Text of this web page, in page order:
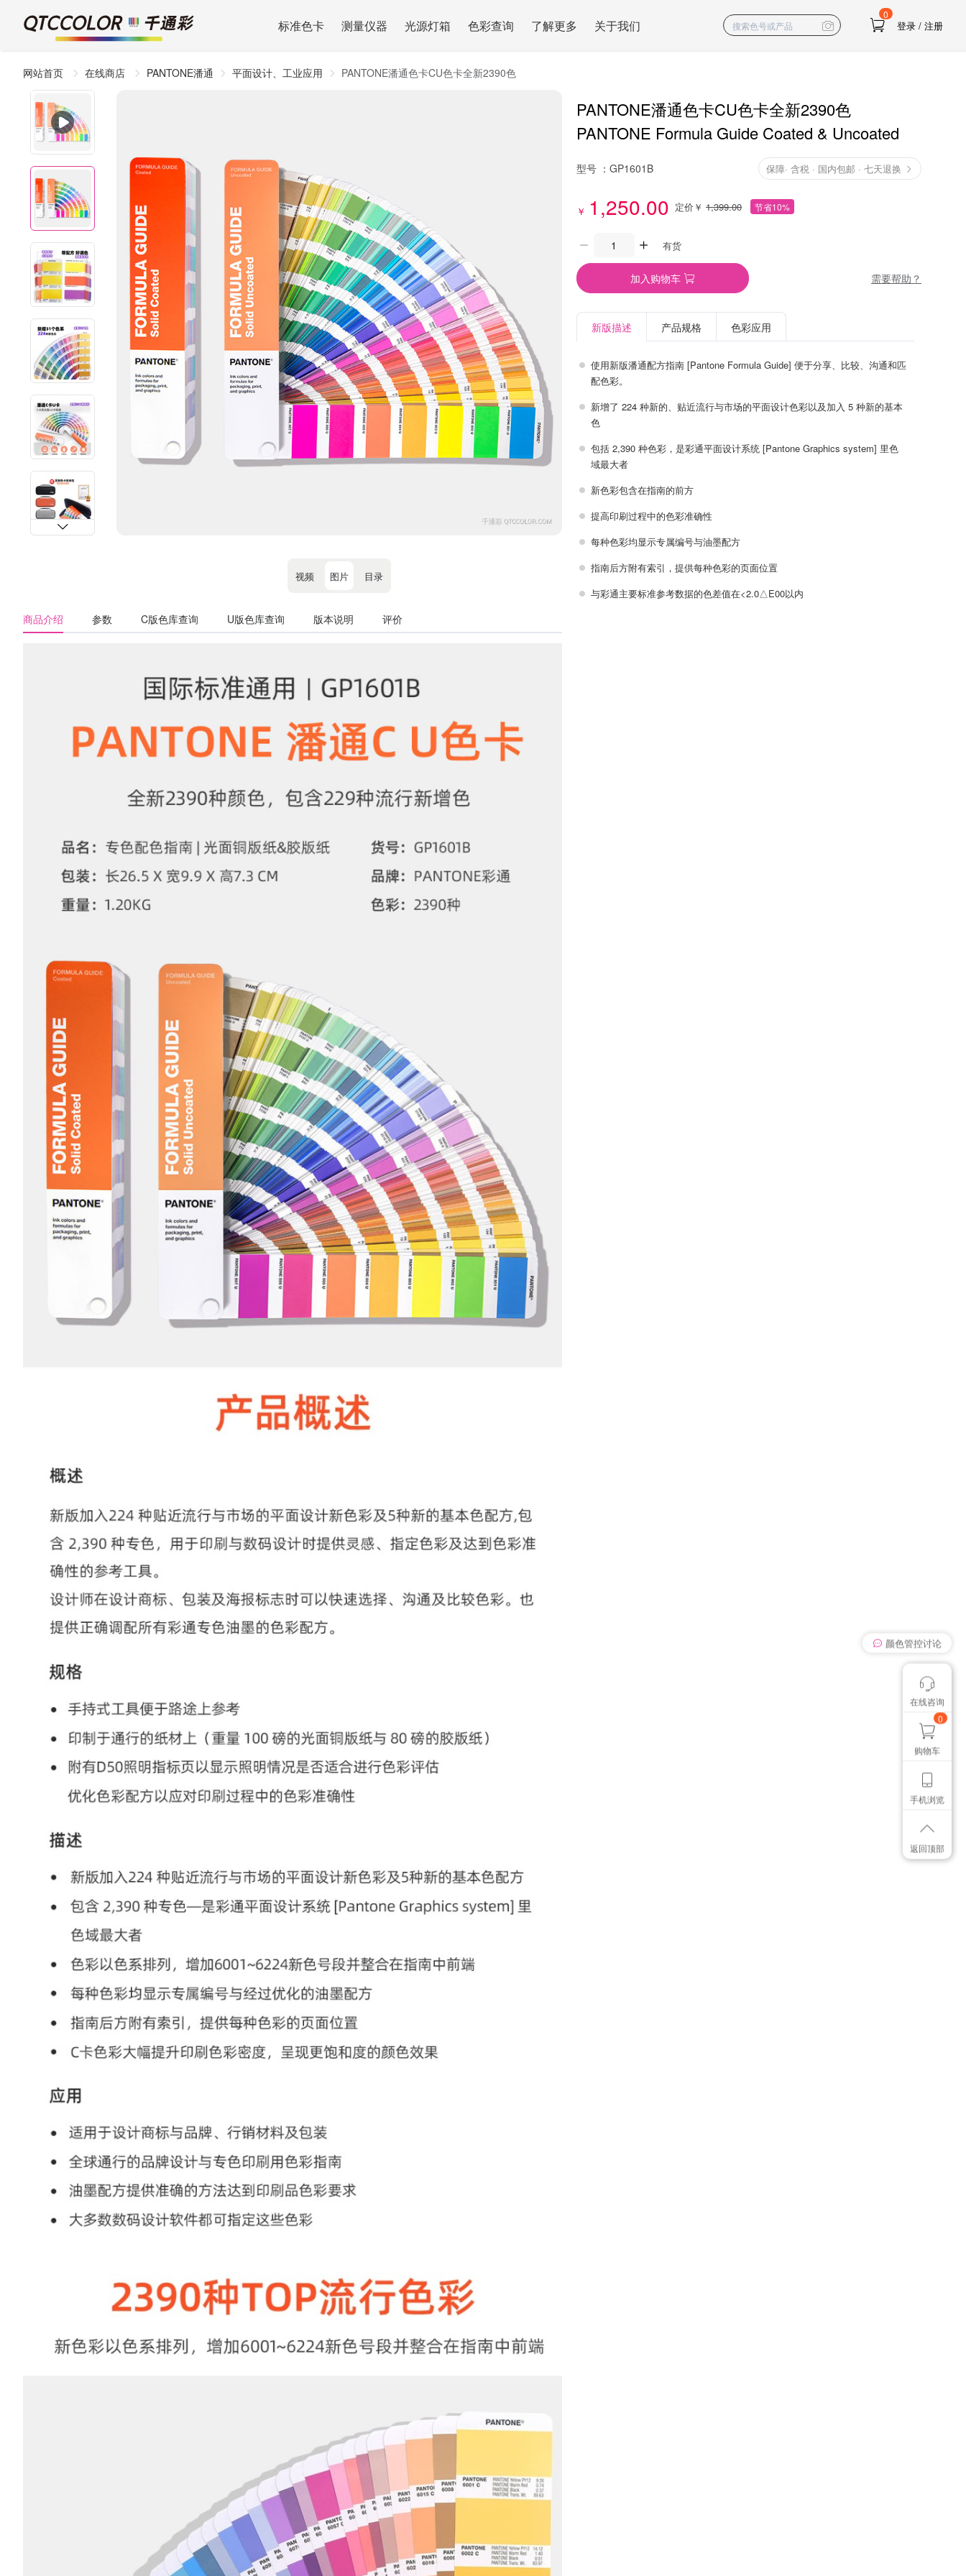
标准色卡 测量仪器 光源灯箱 色彩查询 了解更多 关于我们
0
登录 / 注册
网站首页 在线商店 PANTONE潘通 平面设计、工业应用 PANTONE潘通色卡CU色卡全新2390色
视频 图片 目录
商品介绍 参数 C版色库查询 U版色库查询 版本说明 评价
PANTONE潘通色卡CU色卡全新2390色
PANTONE Formula Guide Coated & Uncoated
型号 ： GP1601B 保障· 含税 · 国内包邮 · 七天退换
￥ 1,250.00 定价￥ 1,399.00 节省10%
有货
加入购物车 需要帮助？
新版描述 产品规格 色彩应用
使用新版潘通配方指南 [Pantone Formula Guide] 便于分享、比较、沟通和匹
配色彩。
新增了 224 种新的、贴近流行与市场的平面设计色彩以及加入 5 种新的基本
色
包括 2,390 种色彩，是彩通平面设计系统 [Pantone Graphics system] 里色
域最大者
新色彩包含在指南的前方
提高印刷过程中的色彩准确性
每种色彩均显示专属编号与油墨配方
指南后方附有索引，提供每种色彩的页面位置
与彩通主要标准参考数据的色差值在<2.0△E00以内
我有个想法
想找个色卡
颜色管控讨论
在线咨询
0
购物车
手机浏览
返回顶部